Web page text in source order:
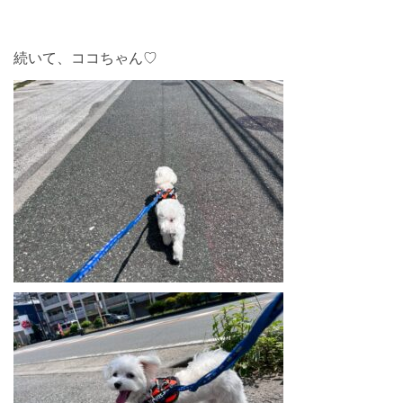
続いて、ココちゃん♡